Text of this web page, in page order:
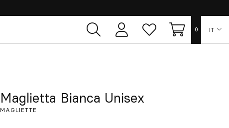
Area
utente
Lista
dei
Carrello
0 IT
Maglietta Bianca Unisex
MAGLIETTE